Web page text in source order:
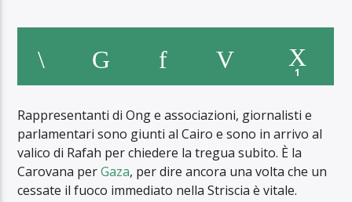
1
Rappresentanti di Ong e associazioni, giornalisti e
parlamentari sono giunti al Cairo e sono in arrivo al
valico di Rafah per chiedere la tregua subito. È la
Carovana perGaza, per dire ancora una volta che un
cessate il fuoco immediato nella Striscia è vitale.